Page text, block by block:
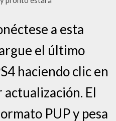
a esta
el último
haciendo clic en
El
PUP y pesa